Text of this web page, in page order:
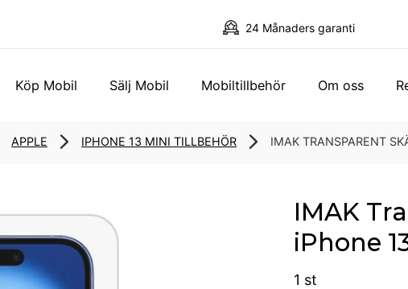
24 Månaders garanti
Köp Mobil Sälj Mobil Mobiltillbehör Om oss
APPLE IPHONE 13 MINI TILLBEHÖR IMAK TRANSPARENT
IMAK
iPhone
1 st